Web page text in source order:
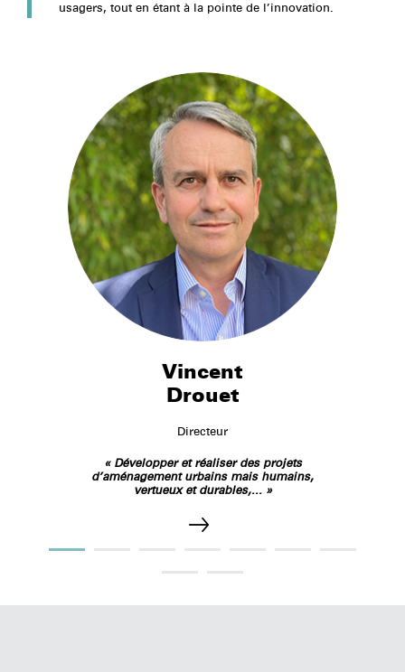
usagers, tout en étant à la pointe de l’innovation.
Vincent
Drouet
Directeur
« Développer et réaliser des projets
d’aménagement urbains mais humains,
vertueux et durables,... »